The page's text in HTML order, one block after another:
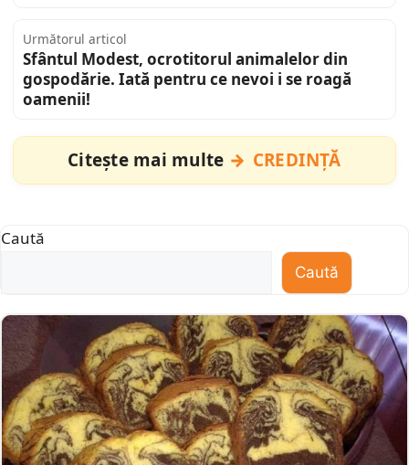
Următorul articol
Sfântul Modest, ocrotitorul animalelor din
gospodărie. Iată pentru ce nevoi i se roagă
oamenii!
Citește mai multe CREDINȚĂ
Caută
Caută